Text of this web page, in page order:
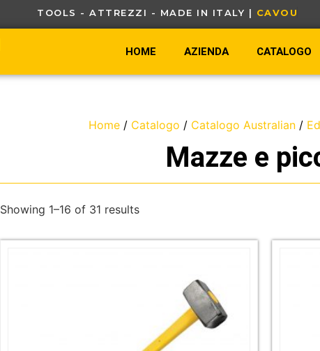
TOOLS - ATTREZZI - MADE IN ITALY |C A VOUR -
HOME AZIENDA CATALOGO
Home/ Catalogo / Catalogo Australian/
Mazze e
Showing 1–16 of 31 results